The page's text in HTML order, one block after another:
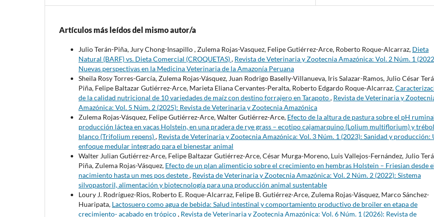
Artículos más leídos del mismo autor/a
Julio Terán-Piña, Jury Chong-Insapillo , Zulema Rojas-Vasquez, Felipe Gutiérrez-Arce, Roberto Roque-Alcarraz, Dieta
Natural (BARF) vs. Dieta Comercial (CROQUETAS), Revista de Veterinaria y Zootecnia Amazónica: Vol. 2 Núm. 1
Nuevas perspectivas en la Medicina Veterinaria de la Amazonía Peruana
Sheila Rosy Torres-García, Zulema Rojas-Vásquez, Juan Rodrigo Baselly-Villanueva, Iris Salazar-Ramos, Julio César
Piña, Felipe Baltazar Gutiérrez-Arce, Marieta Eliana Cervantes-Peralta, Roberto Edgardo Roque-Alcarraz,
de la calidad nutricional de 10 variedades de maíz con destino forrajero en Tarapoto, Revista de Veterinaria y
Amazónica: Vol. 5 Núm. 2 (2025): Revista de Veterinaria y Zootecnia Amazónica
Zulema Rojas-Vásquez, Felipe Gutiérrez-Arce, Walter Gutiérrez-Arce, Efecto de la altura de pastura sobre el pH
producción láctea en vacas Holstein, en una pradera de rye grass – ecotipo cajamarquino (Lolium multiflorium) y trébol
blanco (Trifolium repens), Revista de Veterinaria y Zootecnia Amazónica: Vol. 3 Núm. 1 (2023): Sanidad y producción:
enfoque medular integrado para el bienestar animal
Walter Julian Gutiérrez-Arce, Felipe Baltazar Gutiérrez-Arce, César Murga-Moreno, Luis Vallejos-Fernández, Julio
Piña, Zulema Rojas-Vásquez, Efecto de un plan alimenticio sobre el crecimiento en hembras Holstein – Friesian desde
nacimiento hasta un mes pos destete, Revista de Veterinaria y Zootecnia Amazónica: Vol. 2 Núm. 2 (2022): Sistema
silvopastoril, alimentación y biotecnología para una producción animal sustentable
Loury J. Rodríguez-Rios, Roberto E. Roque-Alcarraz, Felipe B. Gutiérrez-Arce, Zulema Rojas-Vásquez, Marco Sánchez-
Huaripata, Lactosuero como agua de bebida: Salud intestinal y comportamiento productivo de broiler en etapa de
crecimiento- acabado en trópico, Revista de Veterinaria y Zootecnia Amazónica: Vol. 6 Núm. 1 (2026): Revista de